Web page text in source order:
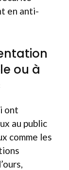
en anti-
ou à
ont
au public
comme les